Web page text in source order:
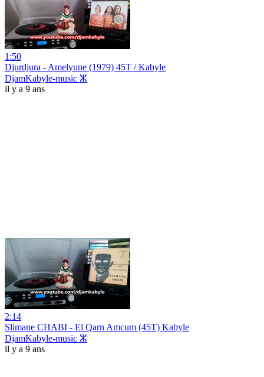
1:50
Djurdjura - Amelyune (1979) 45T / Kabyle
DjamKabyle-music ⵣ
il y a 9 ans
2:14
Slimane CHABI - El Qarn Amcum (45T) Kabyle
DjamKabyle-music ⵣ
il y a 9 ans